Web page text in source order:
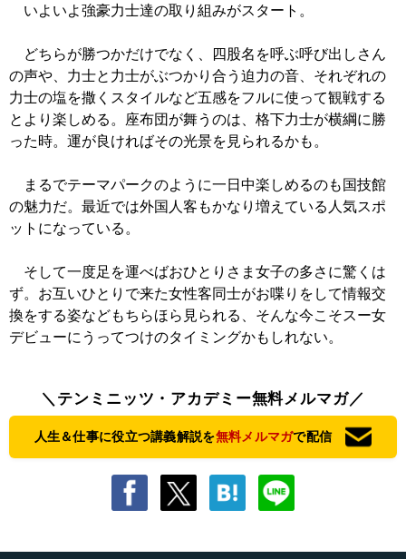
いよいよ強豪力士達の取り組みがスタート。
どちらが勝つかだけでなく、四股名を呼ぶ呼び出しさん
の声や、力士と力士がぶつかり合う迫力の音、それぞれの
力士の塩を撒くスタイルなど五感をフルに使って観戦する
とより楽しめる。座布団が舞うのは、格下力士が横綱に勝
った時。運が良ければその光景を見られるかも。
まるでテーマパークのように一日中楽しめるのも国技館
の魅力だ。最近では外国人客もかなり増えている人気スポ
ットになっている。
そして一度足を運べばおひとりさま女子の多さに驚くは
ず。お互いひとりで来た女性客同士がお喋りをして情報交
換をする姿などもちらほら見られる、そんな今こそスー女
デビューにうってつけのタイミングかもしれない。
＼テンミニッツ・アカデミー無料メルマガ／
人生＆仕事に役立つ講義解説を無料メルマガで配信